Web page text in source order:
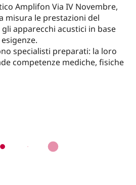
Amplifon Via IV Novembre,
misura le prestazioni del
apparecchi acustici in base
specialisti preparati: la loro
competenze mediche, fisiche